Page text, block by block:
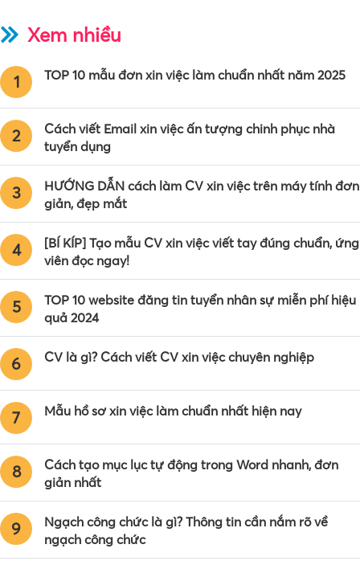
Xem nhiều
1 TOP 10 mẫu đơn xin việc làm chuẩn nhất năm 2025
2
Cách viết Email xin việc ấn tượng chinh phục nhà
tuyển dụng
3
HƯỚNG DẪN cách làm CV xin việc trên máy tính đơn
giản, đẹp mắt
4
[BÍ KÍP] Tạo mẫu CV xin việc viết tay đúng chuẩn, ứng
viên đọc ngay!
5
TOP 10 website đăng tin tuyển nhân sự miễn phí hiệu
quả 2024
6 CV là gì? Cách viết CV xin việc chuyên nghiệp
7 Mẫu hồ sơ xin việc làm chuẩn nhất hiện nay
8
Cách tạo mục lục tự động trong Word nhanh, đơn
giản nhất
9
Ngạch công chức là gì? Thông tin cần nắm rõ về
ngạch công chức